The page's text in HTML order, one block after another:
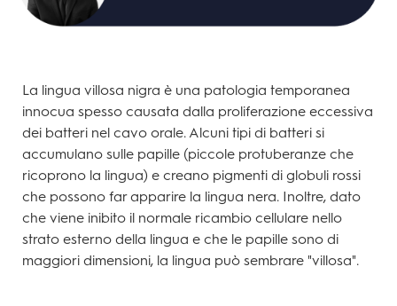
La lingua villosa nigra è una patologia temporanea
innocua spesso causata dalla proliferazione eccessiva
dei batteri nel cavo orale. Alcuni tipi di batteri si
accumulano sulle papille (piccole protuberanze che
ricoprono la lingua) e creano pigmenti di globuli rossi
che possono far apparire la lingua nera. Inoltre, dato
che viene inibito il normale ricambio cellulare nello
strato esterno della lingua e che le papille sono di
maggiori dimensioni, la lingua può sembrare "villosa".